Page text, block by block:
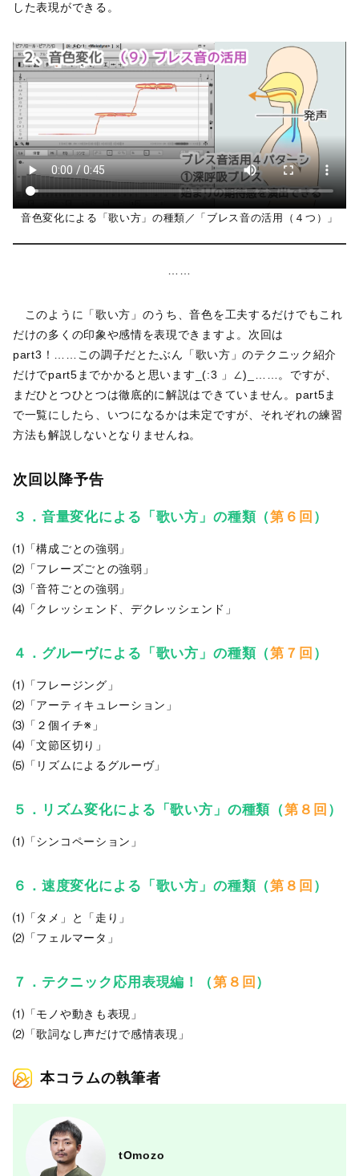
した表現ができる。
音色変化による「歌い方」の種類／「ブレス音の活用（４つ）」
……
このように「歌い方」のうち、音色を工夫するだけでもこれ
だけの多くの印象や感情を表現できますよ。次回は
part3！……この調子だとたぶん「歌い方」のテクニック紹介
だけでpart5までかかると思います_(:3 」∠)_……。ですが、
まだひとつひとつは徹底的に解説はできていません。part5ま
で一覧にしたら、いつになるかは未定ですが、それぞれの練習
方法も解説しないとなりませんね。
次回以降予告
３．音量変化による「歌い方」の種類（第６回 ）
⑴「構成ごとの強弱」
⑵「フレーズごとの強弱」
⑶「音符ごとの強弱」
⑷「クレッシェンド、デクレッシェンド」
４．グルーヴによる「歌い方」の種類（第７回 ）
⑴「フレージング」
⑵「アーティキュレーション」
⑶「２個イチ※」
⑷「文節区切り」
⑸「リズムによるグルーヴ」
５．リズム変化による「歌い方」の種類 （第８回 ）
⑴「シンコペーション」
６．速度変化による「歌い方」の種類 （第８回 ）
⑴「タメ」と「走り」
⑵「フェルマータ」
７．テクニック応用表現編！ （第８回 ）
⑴「モノや動きも表現」
⑵「歌詞なし声だけで感情表現」
本コラムの執筆者
tOmozo